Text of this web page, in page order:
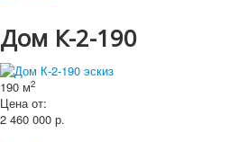
Дом К-2-190
190 м2
Цена от:
2 460 000 р.